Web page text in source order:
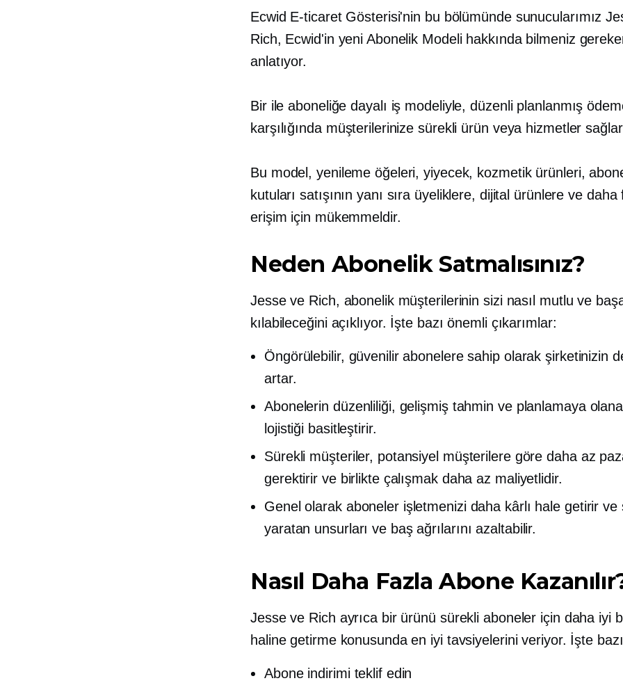
Ecwid E-ticaret Gösterisi'nin bu bölümünde sunucularımız
Rich, Ecwid'in yeni Abonelik Modeli hakkında bilmeniz
anlatıyor.
Bir ileaboneliğe dayalı iş modeliyle, düzenli planlanmış
karşılığında müşterilerinize sürekli ürün veya hizmetler
Bu model, yenileme öğeleri, yiyecek, kozmetik ürünleri,
kutuları satışının yanı sıra üyeliklere, dijital ürünlere ve daha
erişim için mükemmeldir.
Neden Abonelik Satmalısınız?
Jesse ve Rich, abonelik müşterilerinin sizi nasıl mutlu ve
kılabileceğini açıklıyor. İşte bazı önemli çıkarımlar:
Öngörülebilir, güvenilir abonelere sahip olarak şirketinizin
artar.
Abonelerin düzenliliği, gelişmiş tahmin ve planlamaya
lojistiği basitleştirir.
Sürekli müşteriler, potansiyel müşterilere göre daha az
gerektirir ve birlikte çalışmak daha az maliyetlidir.
Genel olarak aboneler işletmenizi daha kârlı hale getirir ve
yaratan unsurları ve baş ağrılarını azaltabilir.
Nasıl Daha Fazla Abone
Jesse ve Rich ayrıca bir ürünü sürekli aboneler için daha iyi
haline getirme konusunda en iyi tavsiyelerini veriyor. İşte
Abone indirimi teklif edin